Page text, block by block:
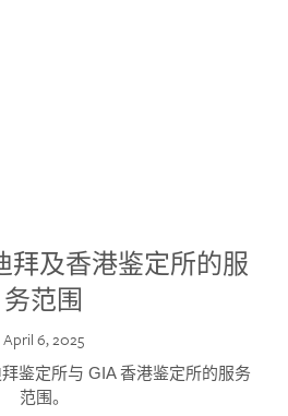
拜及香港鉴定所的服
务范围
April 6, 2025
鉴定所与 GIA 香港鉴定所的服务
范围。